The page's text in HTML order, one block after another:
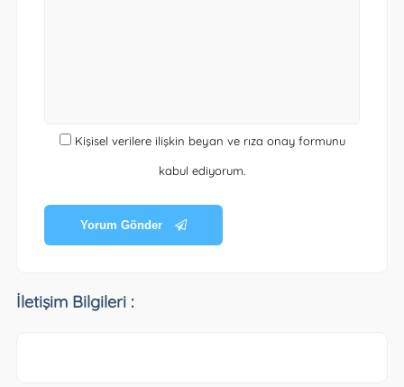
Kişisel verilere ilişkin beyan ve rıza onay formunu
kabul ediyorum.
Yorum Gönder
İletişim Bilgileri :